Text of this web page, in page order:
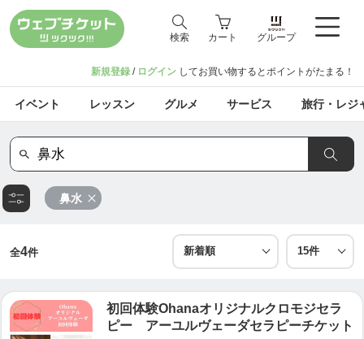
検索 カート グループ
新規登録 / ログイン してお買い物するとポイントがたまる！
イベント レッスン グルメ サービス 旅行・レジ
鼻水
全4件
初回体験Ohanaオリジナルクロモジセラ
ピー アーユルヴェーダセラピーチケット